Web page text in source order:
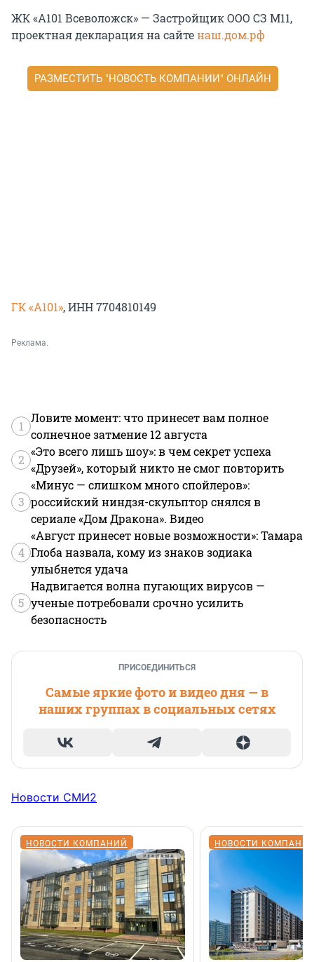
ЖК «А101 Всеволожск» — Застройщик ООО СЗ М11,
проектная декларация на сайтенаш.дом.рф
РАЗМЕСТИТЬ "НОВОСТЬ КОМПАНИИ" ОНЛАЙН
ГК «А101», ИНН 7704810149
Реклама.
1
Ловите момент: что принесет вам полное
солнечное затмение 12 августа
2
«Это всего лишь шоу»: в чем секрет успеха
«Друзей», который никто не смог повторить
3
«Минус — слишком много спойлеров»:
российский ниндзя-скульптор снялся в
сериале «Дом Дракона». Видео
4
«Август принесет новые возможности»: Тамара
Глоба назвала, кому из знаков зодиака
улыбнется удача
5
Надвигается волна пугающих вирусов —
ученые потребовали срочно усилить
безопасность
ПРИСОЕДИНИТЬСЯ
Самые яркие фото и видео дня — в
наших группах в социальных сетях
Новости СМИ2
НОВОСТИ КОМПАНИЙ НОВОСТИ